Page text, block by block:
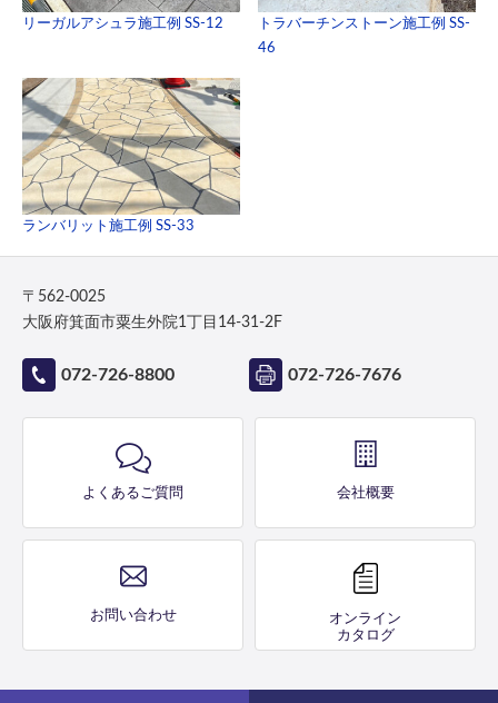
リーガルアシュラ施工例 SS-12
トラバーチンストーン施工例 SS-
46
ランバリット施工例 SS-33
〒562-0025
大阪府箕面市粟生外院1丁目14-31-2F
072-726-8800 072-726-7676
よくあるご質問 会社概要
お問い合わせ
オンライン
カタログ